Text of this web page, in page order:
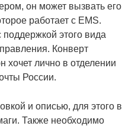
он может вызвать его
работает с EMS.
поддержкой этого вида
Конверт
хочет лично в отделении
России.
и описью, для этого в
Также необходимо